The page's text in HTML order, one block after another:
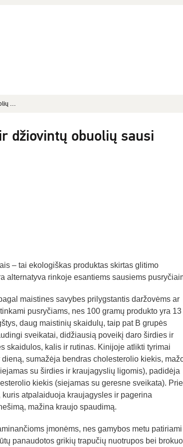
...
džiovintų obuolių sausi
– tai ekologiškas produktas skirtas glitimo
alternatyva rinkoje esantiems sausiems
maistines savybes prilygstantis daržovėms ar
pusryčiams, nes 100 gramų produkto yra 13
daug maistinių skaidulų, taip pat B grupės
sveikatai, didžiausią poveikį daro širdies ir
skaidulos, kalis ir rutinas. Kinijoje atlikti tyrimai
sumažėja bendras cholesterolio kiekis,
su širdies ir kraujagyslių ligomis), padidėja
kiekis (siejamas su geresne sveikata). Prie
atpalaiduoja kraujagysles ir pagerina
mažina kraujo spaudimą.
įmonėms, nes gamybos metu patiriami
panaudotos grikių trapučių nuotrupos bei